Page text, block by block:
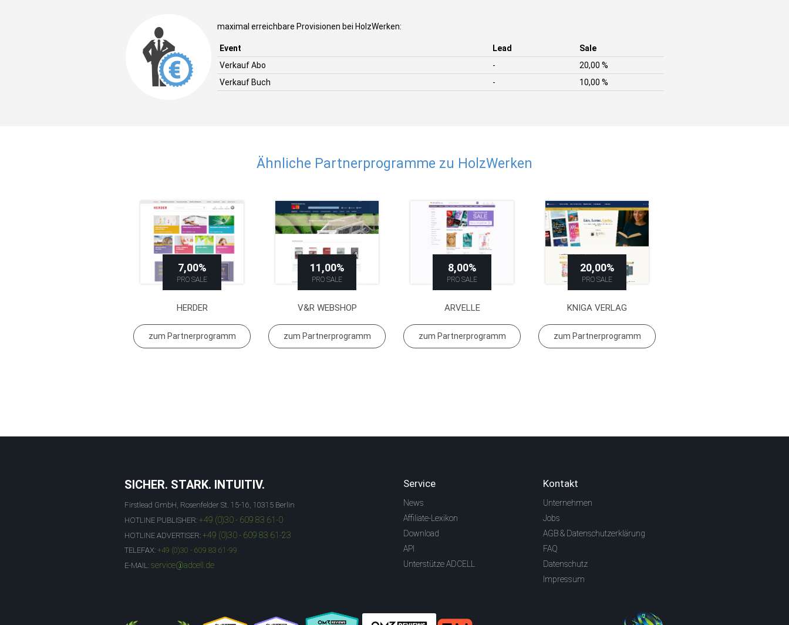
maximal erreichbare Provisionen bei HolzWerken:
Event Lead
Sale
Verkauf Abo
-
20,00 %
Verkauf Buch
- 10,00 %
Ähnliche Partnerprogramme zu HolzWerken
7,00%
PRO SALE
HERDER
zum Partnerprogramm
11,00%
PRO SALE
V&R WEBSHOP
zum Partnerprogramm
8,00%
PRO SALE
ARVELLE
zum Partnerprogramm
20,00%
PRO SALE
KNIGA VERLAG
zum Partnerprogramm
SICHER. STARK. INTUITIV.
Firstlead GmbH, Rosenfelder St. 15-16, 10315 Berlin
HOTLINE PUBLISHER: +49 (0)30 - 609 83 61-0
HOTLINE ADVERTISER: +49 (0)30 - 609 83 61-23
TELEFAX: +49 (0)30 - 609 83 61-99
E-MAIL: service@adcell.de
Service
News
Affiliate-Lexikon
Download
API
Unterstütze ADCELL
Kontakt
Unternehmen
Jobs
AGB & Datenschutzerklärung
FAQ
Datenschutz
Impressum